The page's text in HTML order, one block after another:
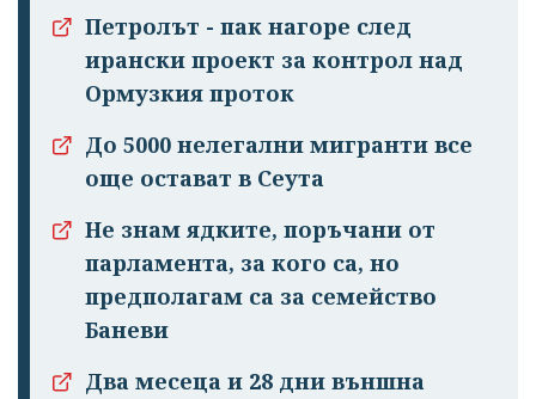
Петролът - пак нагоре след
ирански проект за контрол над
Ормузкия проток
До 5000 нелегални мигранти все
още остават в Сеута
Не знам ядките, поръчани от
парламента, за кого са, но
предполагам са за семейство
Баневи
Два месеца и 28 дни външна